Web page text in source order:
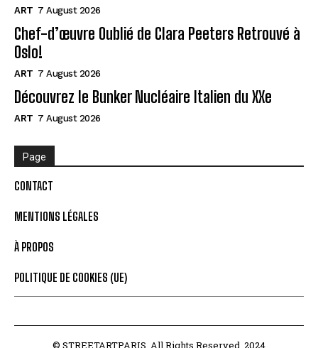
ART 7 August 2026
Chef-d’œuvre Oublié de Clara Peeters Retrouvé à
Oslo!
ART 7 August 2026
Découvrez le Bunker Nucléaire Italien du XXe
ART 7 August 2026
Page
CONTACT
MENTIONS LÉGALES
À PROPOS
POLITIQUE DE COOKIES (UE)